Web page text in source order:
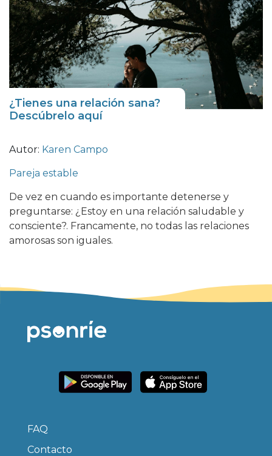
¿Tienes una relación sana?
Descúbrelo aquí
Autor: Karen Campo
Pareja estable
De vez en cuando es importante detenerse y
preguntarse: ¿Estoy en una relación saludable y
consciente?. Francamente, no todas las relaciones
amorosas son iguales.
FAQ
Contacto